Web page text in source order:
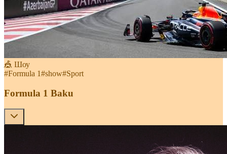
🎪 Шоу
#Formula 1#show#Sport
Formula 1 Baku